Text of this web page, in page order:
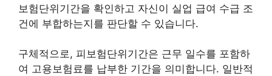
보험단위기간을 확인하고 자신이 실업 급여 수급 조
건에 부합하는지를 판단할 수 있습니다.
구체적으로, 피보험단위기간은 근무 일수를 포함하
여 고용보험료를 납부한 기간을 의미합니다. 일반적